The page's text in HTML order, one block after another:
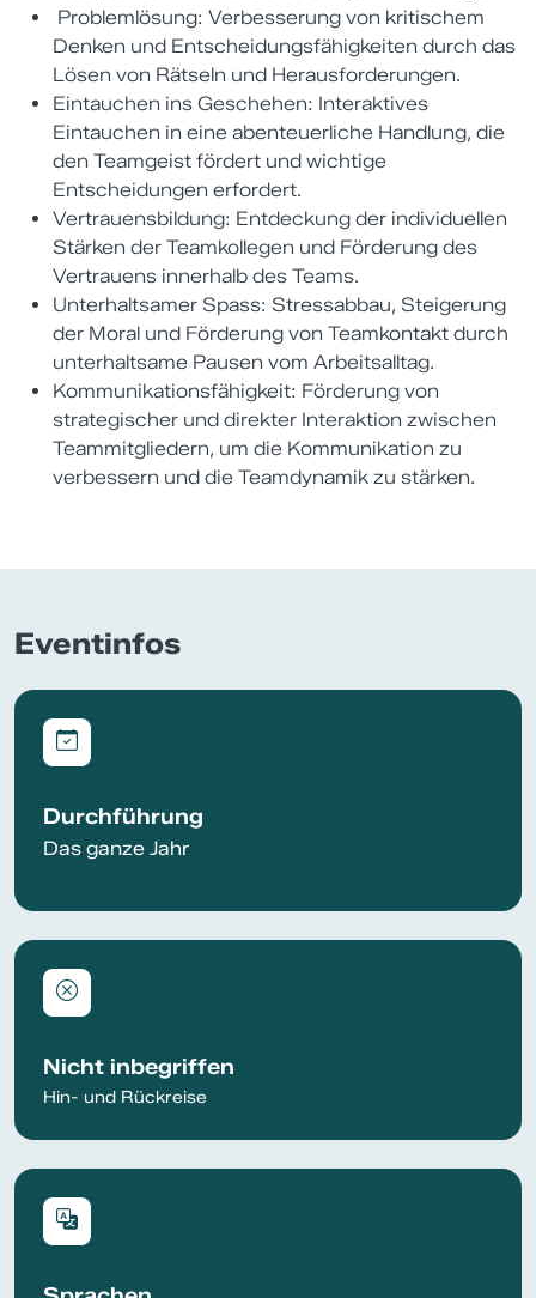
Problemlösung: Verbesserung von kritischem
Denken und Entscheidungsfähigkeiten durch das
Lösen von Rätseln und Herausforderungen.
Eintauchen ins Geschehen: Interaktives
Eintauchen in eine abenteuerliche Handlung, die
den Teamgeist fördert und wichtige
Entscheidungen erfordert.
Vertrauensbildung: Entdeckung der individuellen
Stärken der Teamkollegen und Förderung des
Vertrauens innerhalb des Teams.
Unterhaltsamer Spass: Stressabbau, Steigerung
der Moral und Förderung von Teamkontakt durch
unterhaltsame Pausen vom Arbeitsalltag.
Kommunikationsfähigkeit: Förderung von
strategischer und direkter Interaktion zwischen
Teammitgliedern, um die Kommunikation zu
verbessern und die Teamdynamik zu stärken.
Eventinfos
Durchführung
Das ganze Jahr
Nicht inbegriffen
Hin- und Rückreise